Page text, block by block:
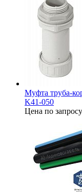
Муфта труба-
K41-050
Цена по запросу